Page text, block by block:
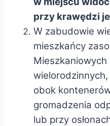
przy krawędzi
W zabudowie
mieszkańcy
obok
gromadzenia
lub przy